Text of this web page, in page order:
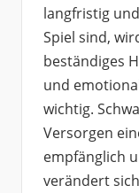
langfristig
Spiel sind,
beständiges
und
wichtig.
Versorgen
empfänglich
verändert